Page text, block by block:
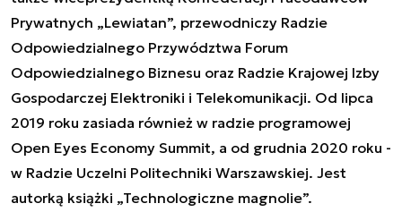
Prywatnych „Lewiatan”, przewodniczy Radzie
Odpowiedzialnego Przywództwa Forum
Odpowiedzialnego Biznesu oraz Radzie Krajowej Izby
Gospodarczej Elektroniki i Telekomunikacji. Od lipca
2019 roku zasiada również w radzie programowej
Open Eyes Economy Summit, a od grudnia 2020 roku -
w Radzie Uczelni Politechniki Warszawskiej. Jest
autorką książki „Technologiczne magnolie”.